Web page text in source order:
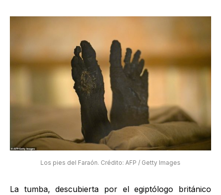
Los pies del Faraón. Crédito: AFP / Getty Images
La tumba, descubierta por el egiptólogo británico